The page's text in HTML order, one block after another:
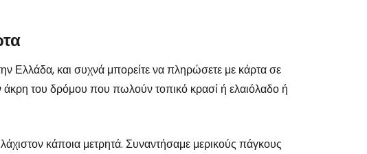
Ελλάδα, και συχνά μπορείτε να πληρώσετε με κάρτα σε
του δρόμου που πωλούν τοπικό κρασί ή ελαιόλαδο ή
κάποια μετρητά. Συναντήσαμε μερικούς πάγκους
στο Cestee
Συνεχίστε με την Google